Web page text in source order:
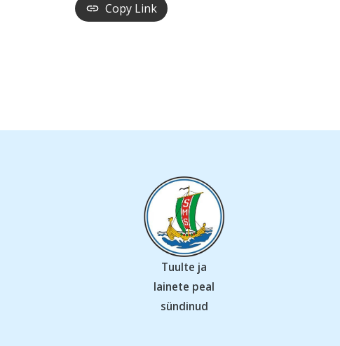
Copy Link
Tuulte ja
lainete peal
sündinud